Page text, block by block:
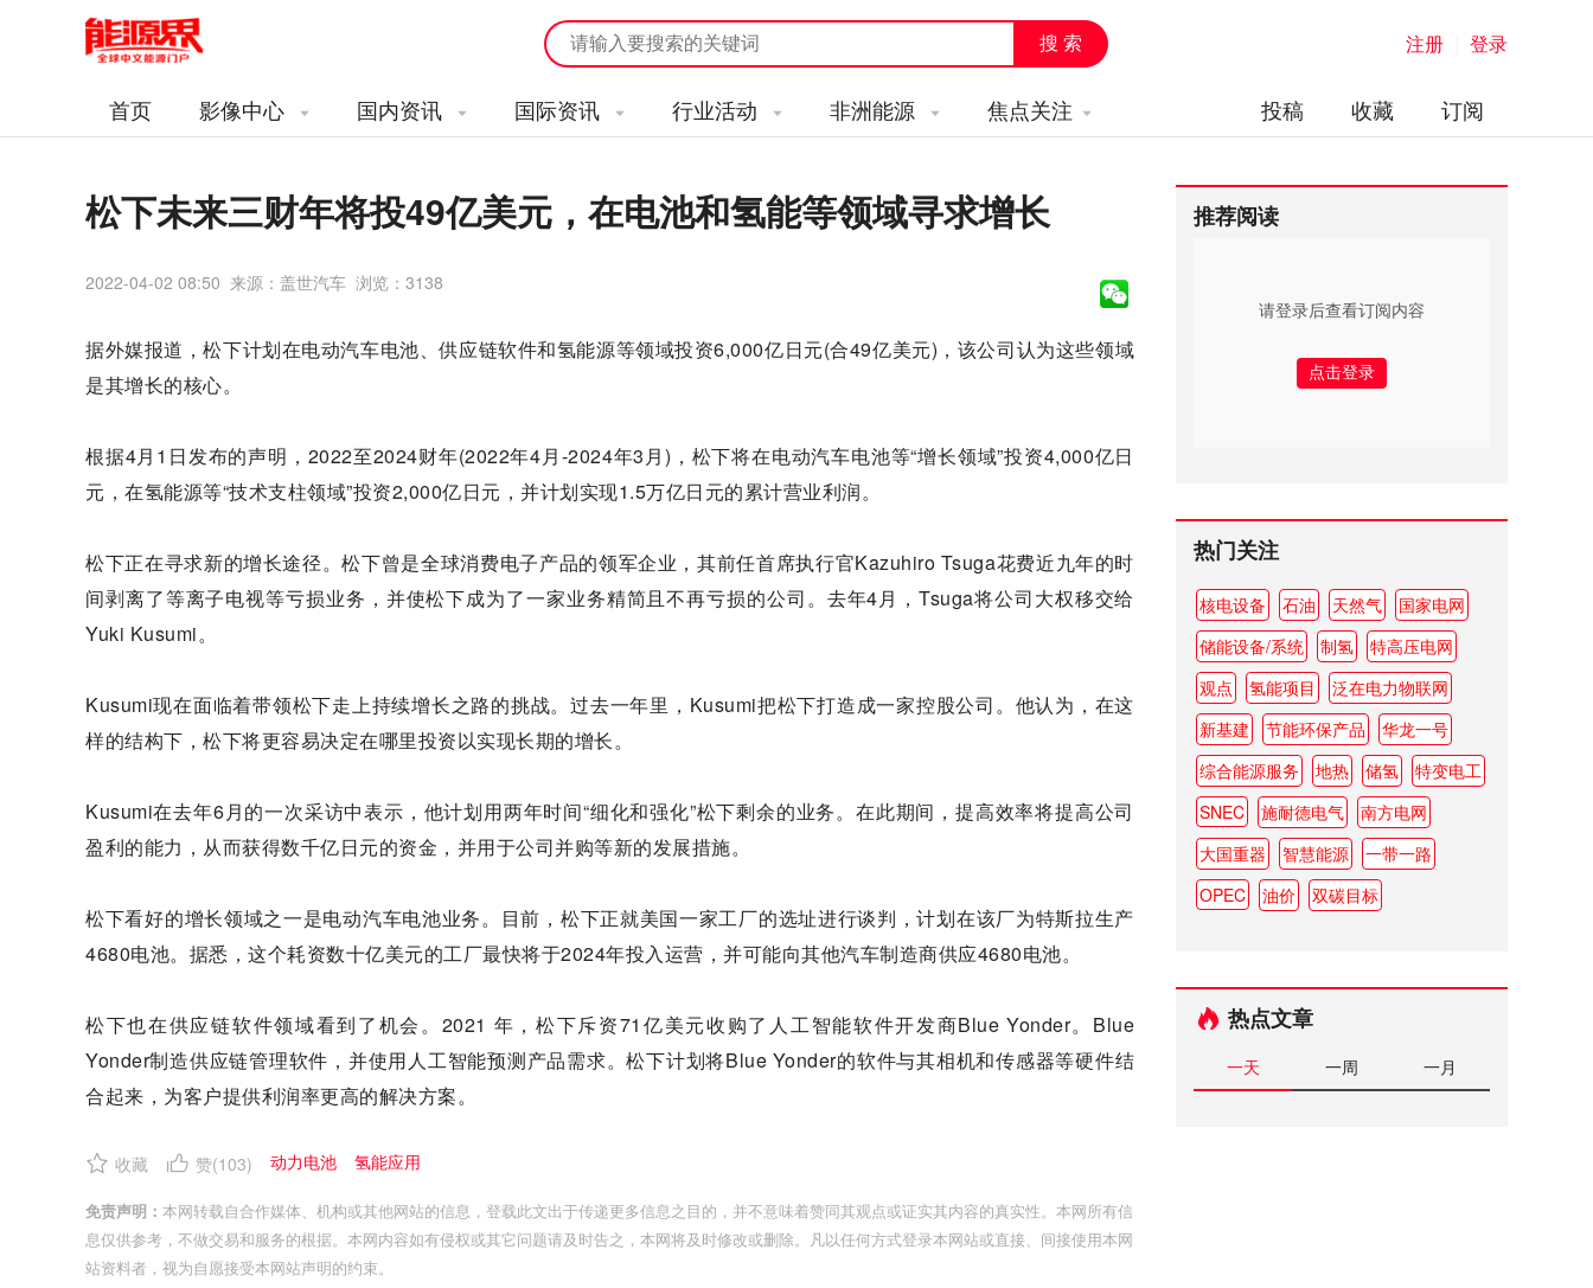
注册 登录
首页 影像中心 国内资讯 国际资讯 行业活动 非洲能源 焦点关注 订阅
收藏
投稿
松下未来三财年将投49亿美元，在电池和氢能等领域寻求增长
2022-04-02 08:50 来源：盖世汽车 浏览： 3138
据外媒报道，松下计划在电动汽车电池、供应链软件和氢能源等领域投资6,000亿日元(合49亿美元)，该公司认为这些领域
是其增长的核心。
根据4月1日发布的声明，2022至2024财年(2022年4月-2024年3月)，松下将在电动汽车电池等“增长领域”投资4,000亿日
元，在氢能源等“技术支柱领域”投资2,000亿日元，并计划实现1.5万亿日元的累计营业利润。
松下正在寻求新的增长途径。松下曾是全球消费电子产品的领军企业，其前任首席执行官Kazuhiro Tsuga花费近九年的时
间剥离了等离子电视等亏损业务，并使松下成为了一家业务精简且不再亏损的公司。去年4月，Tsuga将公司大权移交给
Yuki Kusumi。
Kusumi现在面临着带领松下走上持续增长之路的挑战。过去一年里，Kusumi把松下打造成一家控股公司。他认为，在这
样的结构下，松下将更容易决定在哪里投资以实现长期的增长。
Kusumi在去年6月的一次采访中表示，他计划用两年时间“细化和强化”松下剩余的业务。在此期间，提高效率将提高公司
盈利的能力，从而获得数千亿日元的资金，并用于公司并购等新的发展措施。
松下看好的增长领域之一是电动汽车电池业务。目前，松下正就美国一家工厂的选址进行谈判，计划在该厂为特斯拉生产
4680电池。据悉，这个耗资数十亿美元的工厂最快将于2024年投入运营，并可能向其他汽车制造商供应4680电池。
松下也在供应链软件领域看到了机会。2021 年，松下斥资71亿美元收购了人工智能软件开发商Blue Yonder。Blue
Yonder制造供应链管理软件，并使用人工智能预测产品需求。松下计划将Blue Yonder的软件与其相机和传感器等硬件结
合起来，为客户提供利润率更高的解决方案。
收藏 赞(103) 动力电池 氢能应用
免责声明： 本网转载自合作媒体、机构或其他网站的信息，登载此文出于传递更多信息之目的，并不意味着赞同其观点或证实其内容的真实性。本网所有信
息仅供参考，不做交易和服务的根据。本网内容如有侵权或其它问题请及时告之，本网将及时修改或删除。凡以任何方式登录本网站或直接、间接使用本网
站资料者，视为自愿接受本网站声明的约束。
推荐阅读
请登录后查看订阅内容
热门关注
核电设备 石油 天然气
国家电网
储能设备/系统
制氢
特高压电网
观点
氢能项目
泛在电力物联网
新基建
节能环保产品
华龙一号
综合能源服务
地热 储氢
特变电工
SNEC
施耐德电气
南方电网
大国重器
智慧能源
一带一路
OPEC
油价 双碳目标
热点文章
一天 一周 一月